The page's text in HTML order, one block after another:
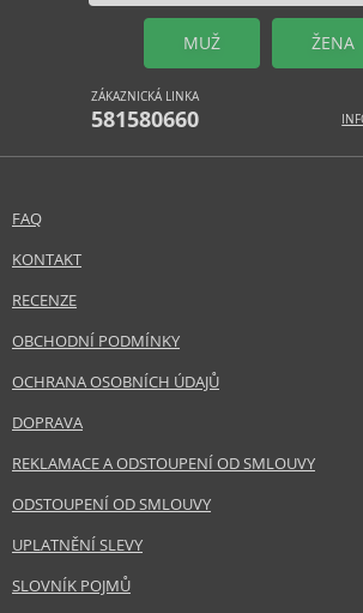
MUŽ ŽENA
ZÁKAZNICKÁ LINKA
581580660
FAQ
KONTAKT
RECENZE
OBCHODNÍ PODMÍNKY
OCHRANA OSOBNÍCH ÚDAJŮ
DOPRAVA
REKLAMACE A ODSTOUPENÍ OD SMLOUVY
ODSTOUPENÍ OD SMLOUVY
UPLATNĚNÍ SLEVY
SLOVNÍK POJMŮ